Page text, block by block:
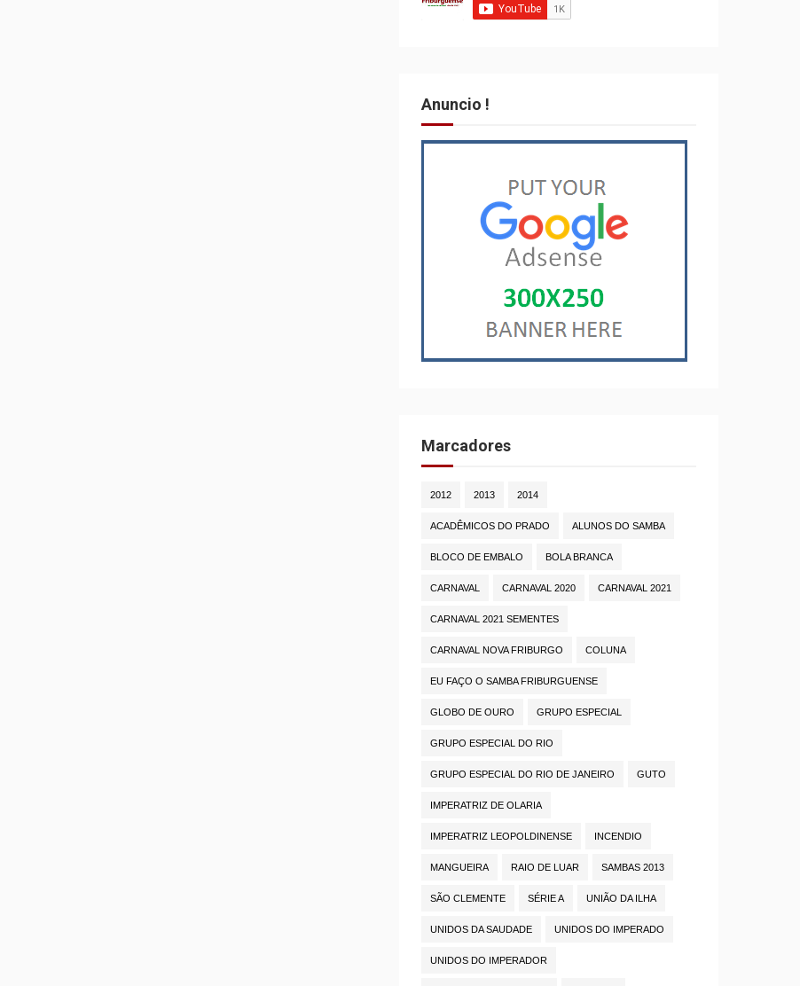
Anuncio !
Marcadores
2012 2013 2014
ACADÊMICOS DO PRADO ALUNOS DO SAMBA
BLOCO DE EMBALO BOLA BRANCA
CARNAVAL CARNAVAL 2020 CARNAVAL 2021
CARNAVAL 2021 SEMENTES
CARNAVAL NOVA FRIBURGO COLUNA
EU FAÇO O SAMBA FRIBURGUENSE
GLOBO DE OURO GRUPO ESPECIAL
GRUPO ESPECIAL DO RIO
GRUPO ESPECIAL DO RIO DE JANEIRO GUTO
IMPERATRIZ DE OLARIA
IMPERATRIZ LEOPOLDINENSE INCENDIO
MANGUEIRA RAIO DE LUAR SAMBAS 2013
SÃO CLEMENTE SÉRIE A UNIÃO DA ILHA
UNIDOS DA SAUDADE UNIDOS DO IMPERADO
UNIDOS DO IMPERADOR